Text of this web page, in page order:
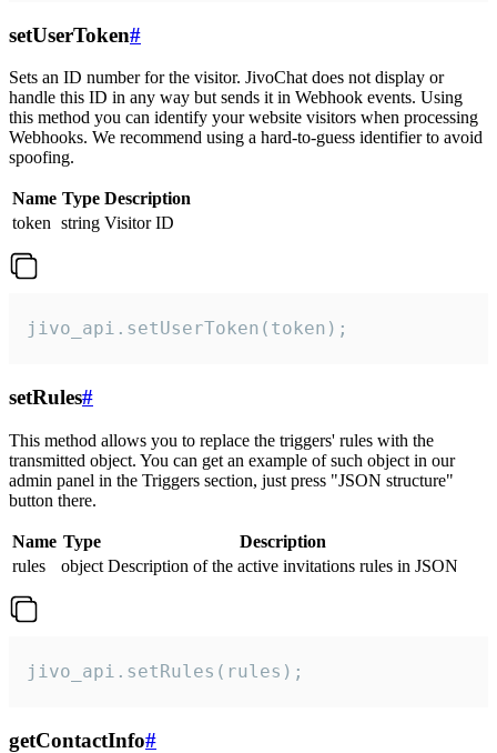
setUserToken#
Sets an ID number for the visitor. JivoChat does not display or
handle this ID in any way but sends it in Webhook events. Using
this method you can identify your website visitors when processing
Webhooks. We recommend using a hard-to-guess identifier to avoid
spoofing.
Name Type Description
token string Visitor ID
jivo_api.setUserToken(token);
setRules#
This method allows you to replace the triggers' rules with the
transmitted object. You can get an example of such object in our
admin panel in the Triggers section, just press "JSON structure"
button there.
Name Type
Description
rules
object Description of the active invitations rules in JSON
jivo_api.setRules(rules);
getContactInfo#